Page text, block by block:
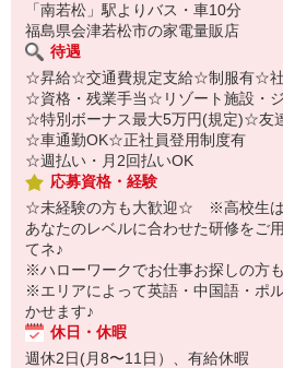
「南若松」駅よりバス・車10分
福島県会津若松市の家電量販店
待遇
☆昇給☆交通費規定支給☆制服有☆
☆資格・残業手当☆リゾート施設・
☆特別ボーナス最大5万円(規定)☆友
☆車通勤OK☆正社員登用制度有
☆週払い・月2回払いOK
応募資格・経験
☆未経験の方も大歓迎☆ ※高校生
あなたのレベルに合わせた研修をご
てネ♪
※ハローワークでお仕事お探しの方
※エリアによって英語・中国語・ポ
かせます♪
休日・休暇
週休2日(月8〜11日）、有給休暇